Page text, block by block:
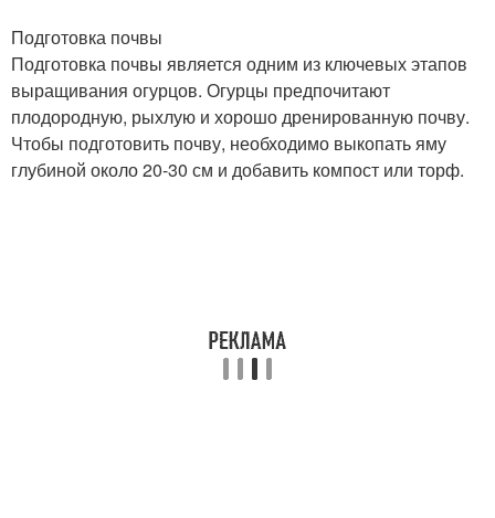
Подготовка почвы
Подготовка почвы является одним из ключевых этапов
выращивания огурцов. Огурцы предпочитают
плодородную, рыхлую и хорошо дренированную почву.
Чтобы подготовить почву, необходимо выкопать яму
глубиной около 20-30 см и добавить компост или торф.